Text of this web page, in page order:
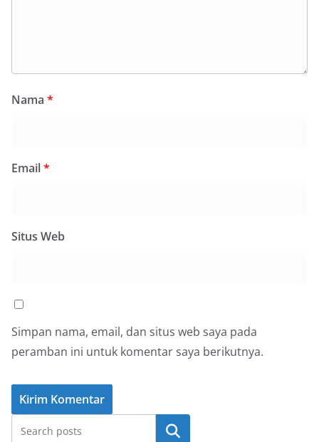
Nama *
Email*
Situs Web
Simpan nama, email, dan situs web saya pada
peramban ini untuk komentar saya berikutnya.
Cari